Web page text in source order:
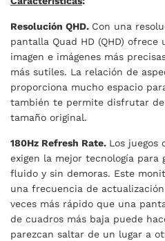
Resolución QHD. Con una
pantalla Quad HD (QHD)
imagen e imágenes más
más sutiles. La relación de
proporciona mucho espacio
también te permite disfrutar de
tamaño original.
180Hz Refresh Rate. Los juegos
exigen la mejor tecnología para
fluido y sin demoras. Este
una frecuencia de
veces más rápido que una
de cuadros más baja puede
parezcan saltar de un lugar a